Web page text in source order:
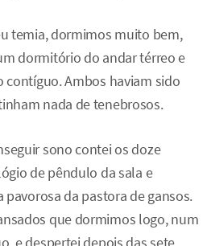
temia, dormimos muito bem,
dormitório do andar térreo e
Ambos haviam sido
nada de tenebrosos.
sono contei os doze
de pêndulo da sala e
pavorosa da pastora de gansos.
que dormimos logo, num